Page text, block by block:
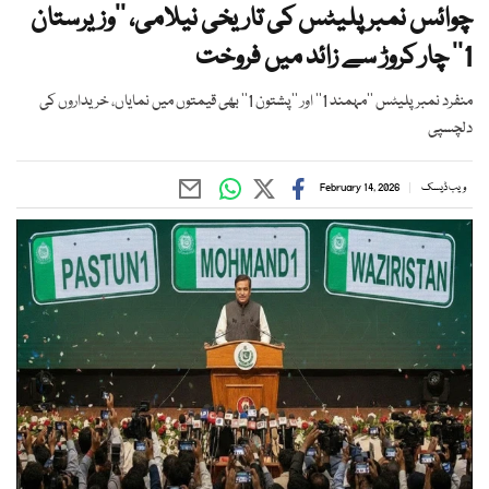
چوائس نمبر پلیٹس کی تاریخی نیلامی، ’’وزیرستان
1‘‘ چار کروڑ سے زائد میں فروخت
منفرد نمبر پلیٹس ’’مہمند 1‘‘ اور ’’پشتون 1‘‘ بھی قیمتوں میں نمایاں، خریداروں کی
دلچسپی
ویب ڈیسک February 14, 2026